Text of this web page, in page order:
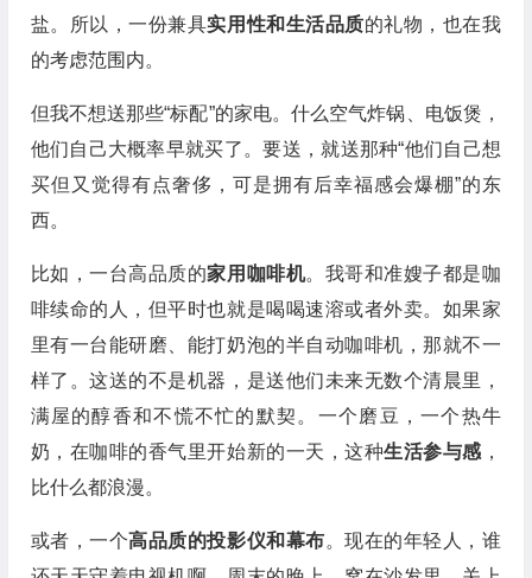
盐。所以，一份兼具实用性和生活品质的礼物，也在我
的考虑范围内。
但我不想送那些“标配”的家电。什么空气炸锅、电饭煲，
他们自己大概率早就买了。要送，就送那种“他们自己想
买但又觉得有点奢侈，可是拥有后幸福感会爆棚”的东
西。
比如，一台高品质的家用咖啡机。我哥和准嫂子都是咖
啡续命的人，但平时也就是喝喝速溶或者外卖。如果家
里有一台能研磨、能打奶泡的半自动咖啡机，那就不一
样了。这送的不是机器，是送他们未来无数个清晨里，
满屋的醇香和不慌不忙的默契。一个磨豆，一个热牛
奶，在咖啡的香气里开始新的一天，这种生活参与感 ，
比什么都浪漫。
或者，一个高品质的投影仪和幕布。现在的年轻人，谁